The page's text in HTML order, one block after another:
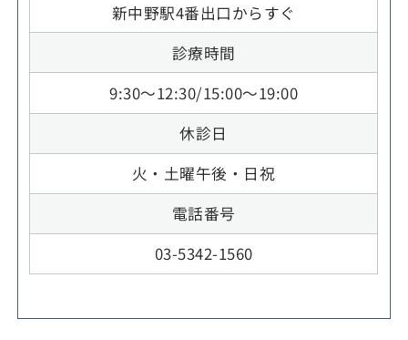
新中野駅4番出口からすぐ
診療時間
9:30～12:30/15:00～19:00
休診日
火・土曜午後・日祝
電話番号
03-5342-1560